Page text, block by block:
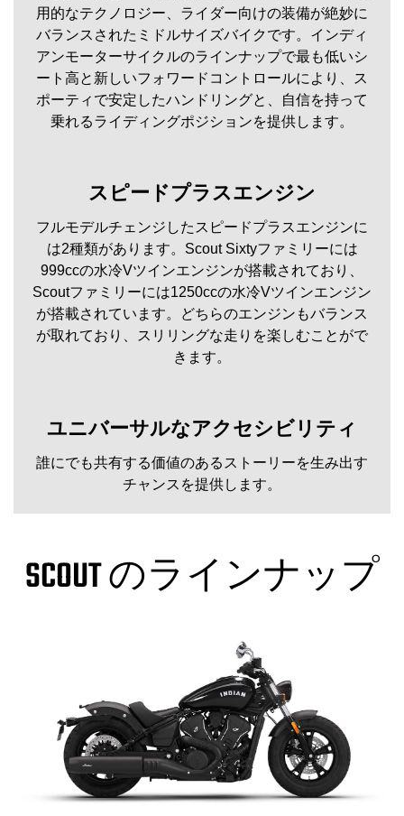
用的なテクノロジー、ライダー向けの装備が絶妙に
バランスされたミドルサイズバイクです。インディ
アンモーターサイクルのラインナップで最も低いシ
ート高と新しいフォワードコントロールにより、ス
ポーティで安定したハンドリングと、自信を持って
乗れるライディングポジションを提供します。
スピードプラスエンジン
フルモデルチェンジしたスピードプラスエンジンに
は2種類があります。Scout Sixtyファミリーには
999ccの水冷Vツインエンジンが搭載されており、
Scoutファミリーには1250ccの水冷Vツインエンジン
が搭載されています。どちらのエンジンもバランス
が取れており、スリリングな走りを楽しむことがで
きます。
ユニバーサルなアクセシビリティ
誰にでも共有する価値のあるストーリーを生み出す
チャンスを提供します。
SCOUT のラインナップ